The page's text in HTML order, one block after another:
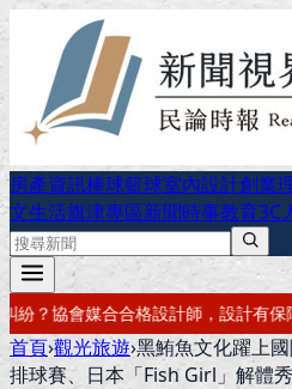
房產資訊棒球籃球室內設計創業
文生活旗津專區新聞時事教育3C
開公司？借址登記・公司設立・工商登
首頁›觀光旅遊›黑鮪魚文化躍上
排球賽、日本「Fish Girl」解體秀